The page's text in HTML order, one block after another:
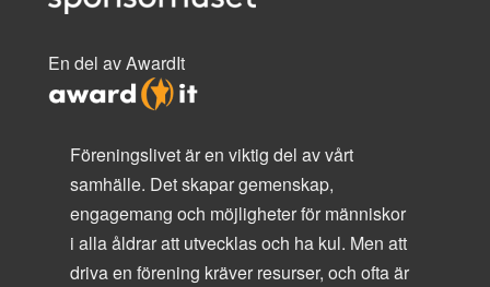
En del av AwardIt
Föreningslivet är en viktig del av vårt
samhälle. Det skapar gemenskap,
engagemang och möjligheter för människor
i alla åldrar att utvecklas och ha kul. Men att
driva en förening kräver resurser, och ofta är